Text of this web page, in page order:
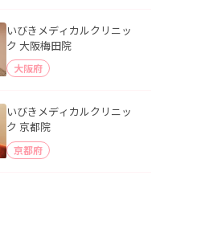
いびきメディカルクリニッ
ク 大阪梅田院
大阪府
いびきメディカルクリニッ
ク 京都院
京都府